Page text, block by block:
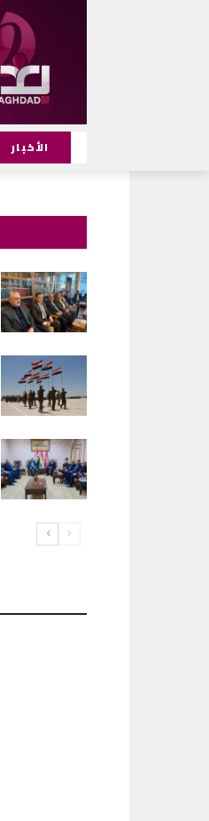
الأخبار